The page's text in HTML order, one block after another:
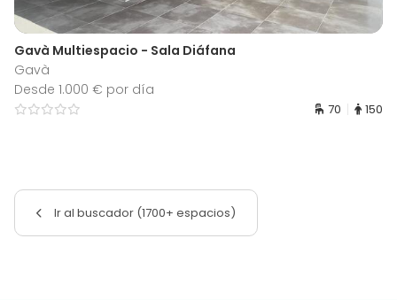
Gavà Multiespacio - Sala Diáfana
Gavà
Desde 1.000 € por día
70 150
Ir al buscador (1700+ espacios)